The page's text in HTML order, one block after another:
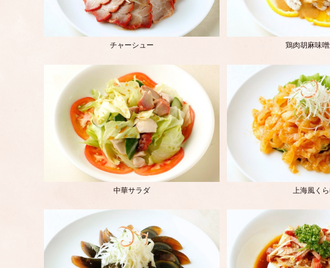
チャーシュー 鶏肉胡麻味
中華サラダ 上海風く